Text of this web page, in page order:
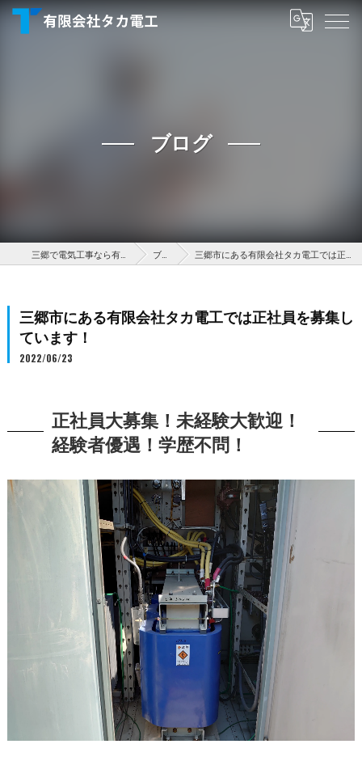
ブログ
三郷で電気工事なら有限会社タカ電工 ブログ 三郷市にある有限会社タカ電工では正社員を募集しています！
三郷市にある有限会社タカ電工では正社員を募集し
ています！
2022/06/23
正社員大募集！未経験大歓迎！
経験者優遇！学歴不問！